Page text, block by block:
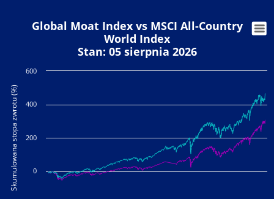
Skumulowana stopa zwrotu (%)
Global Moat Index vs MSCI All-Country
World Index
Stan: 05 sierpnia 2026
0
200
400
600